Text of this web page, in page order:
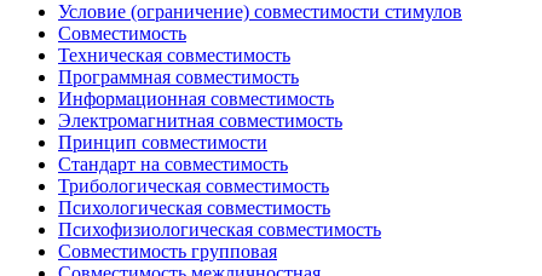
Условие (ограничение) совместимости стимулов
Совместимость
Техническая совместимость
Программная совместимость
Информационная совместимость
Электромагнитная совместимость
Принцип совместимости
Стандарт на совместимость
Трибологическая совместимость
Психологическая совместимость
Психофизиологическая совместимость
Совместимость групповая